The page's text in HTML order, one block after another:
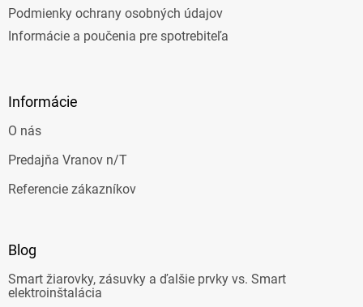
Podmienky ochrany osobných údajov
Informácie a poučenia pre spotrebiteľa
Informácie
O nás
Predajňa Vranov n/T
Referencie zákazníkov
Blog
Smart žiarovky, zásuvky a ďalšie prvky vs. Smart
elektroinštalácia